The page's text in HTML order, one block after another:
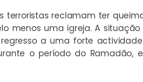
terroristas reclamam ter
menos uma igreja. A situação
a uma forte
o período do Ramadão,